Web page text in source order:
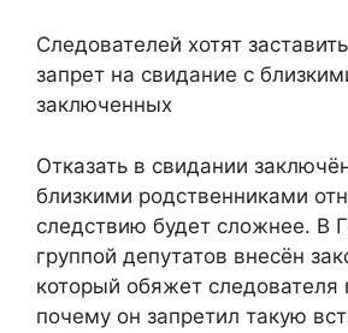
Следователей хотят
запрет на свидание с
заключенных
Отказать в свидании
близкими родственниками
следствию будет сложнее. В
группой депутатов внесён
который обяжет следователя
почему он запретил такую